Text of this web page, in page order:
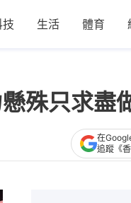
技 生活 體育
殊只求盡
在
追蹤《香